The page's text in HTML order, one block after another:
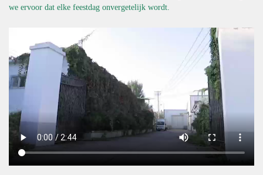
we ervoor dat elke feestdag onvergetelijk wordt.